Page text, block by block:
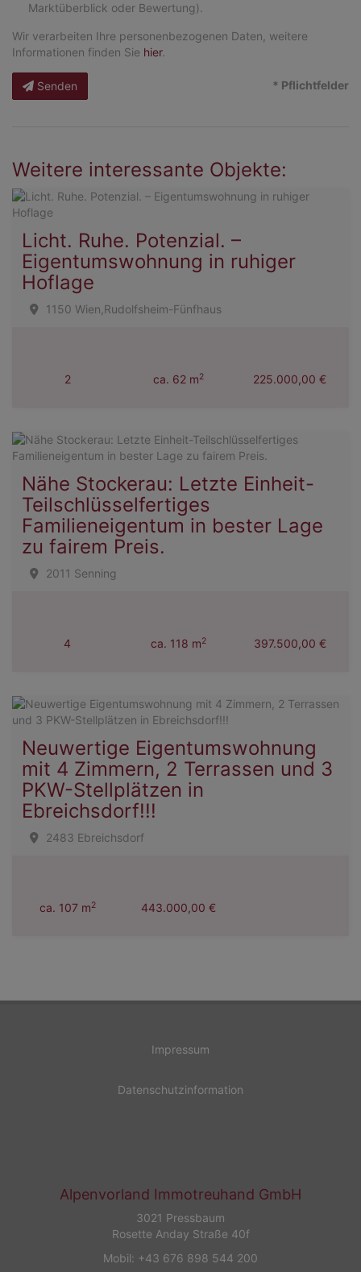
Marktüberblick oder Bewertung).
Wir verarbeiten Ihre personenbezogenen Daten, weitere
Informationen finden Sie hier.
Senden * Pflichtfelder
Weitere interessante Objekte:
Licht. Ruhe. Potenzial. –
Eigentumswohnung in ruhiger
Hoflage
1150 Wien,Rudolfsheim-Fünfhaus
2 ca. 62 m2 225.000,00 €
Nähe Stockerau: Letzte Einheit-
Teilschlüsselfertiges
Familieneigentum in bester Lage
zu fairem Preis.
2011 Senning
4 ca. 118 m2 397.500,00 €
Neuwertige Eigentumswohnung
mit 4 Zimmern, 2 Terrassen und 3
PKW-Stellplätzen in
Ebreichsdorf!!!
2483 Ebreichsdorf
ca. 107 m2 443.000,00 €
Impressum
Datenschutzinformation
Alpenvorland Immotreuhand GmbH
3021 Pressbaum
Rosette Anday Straße 40f
Mobil: +43 676 898 544 200